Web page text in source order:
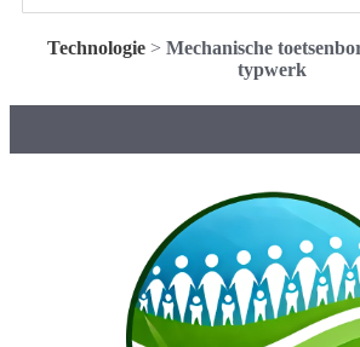
Technologie > Mechanische
typwerk